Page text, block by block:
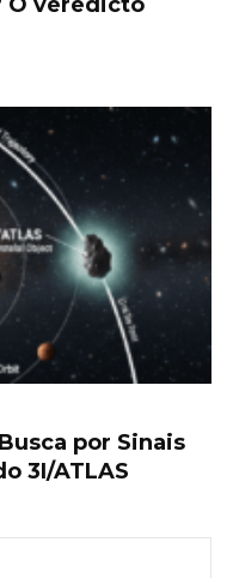
por Sinais
3I/ATLAS